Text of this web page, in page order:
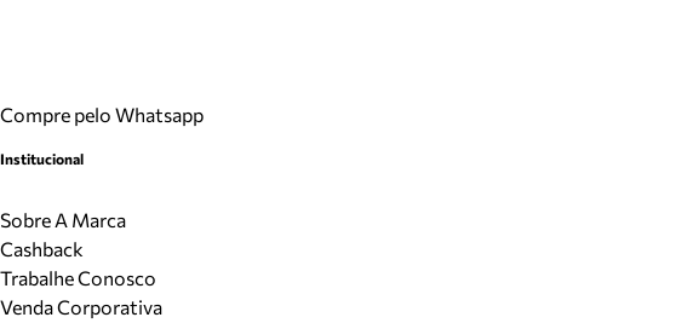
Compre pelo Whatsapp
Institucional
Sobre A Marca
Cashback
Trabalhe Conosco
Venda Corporativa